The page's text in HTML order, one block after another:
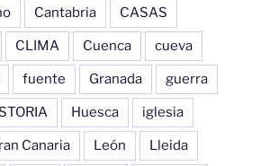
Cantabria CASAS
CLIMA Cuenca cueva
fuente Granada guerra
Huesca iglesia
Canaria León Lleida